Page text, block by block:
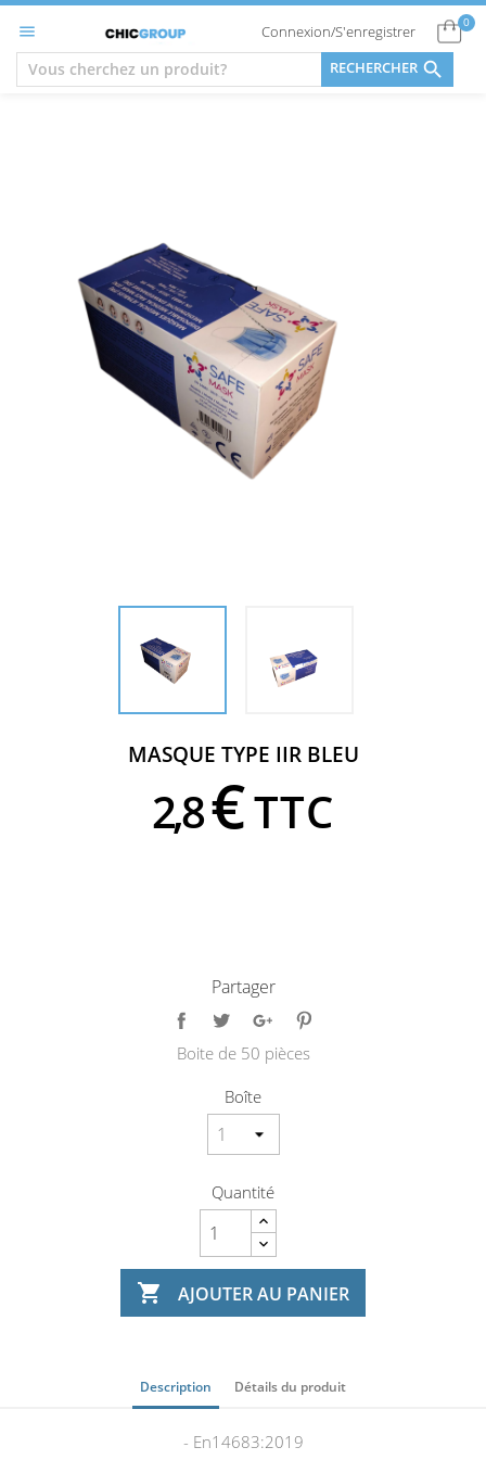
 0
Connexion/S'enregistrer
RECHERCHER 
MASQUE TYPE IIR BLEU
2,8€TTC
Partager
Boite de 50 pièces
Boîte
Quantité
 AJOUTER AU PANIER
Description Détails du produit
- En14683:2019